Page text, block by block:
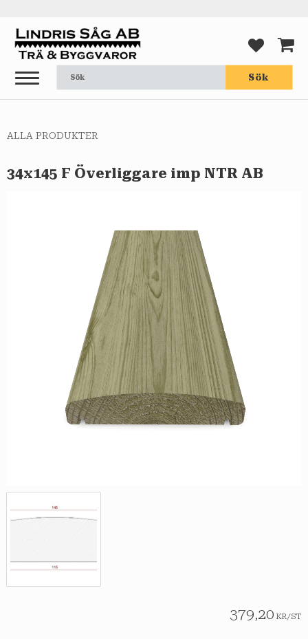
Meny
Sök
ALLA PRODUKTER
34x145 F Överliggare imp NTR AB
379,20 KR/ST